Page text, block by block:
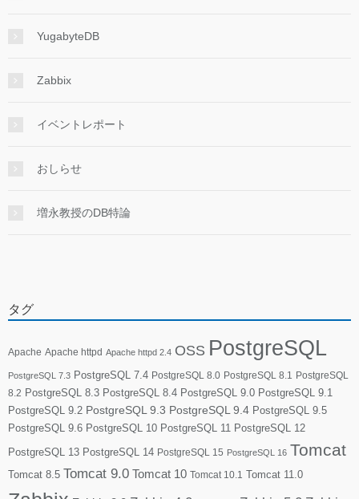
YugabyteDB
Zabbix
イベントレポート
おしらせ
増永教授のDB特論
タグ
Apache Apache httpd Apache httpd 2.4 OSS PostgreSQL
PostgreSQL 7.3 PostgreSQL 7.4 PostgreSQL 8.0 PostgreSQL 8.1
PostgreSQL
8.2 PostgreSQL 8.3 PostgreSQL 8.4 PostgreSQL 9.0 PostgreSQL 9.1
PostgreSQL 9.2 PostgreSQL 9.3 PostgreSQL 9.4 PostgreSQL 9.5
PostgreSQL 9.6 PostgreSQL 10 PostgreSQL 11 PostgreSQL 12
PostgreSQL 13 PostgreSQL 14 PostgreSQL 15 PostgreSQL 16 Tomcat
Tomcat 8.5 Tomcat 9.0 Tomcat 10 Tomcat 10.1 Tomcat 11.0